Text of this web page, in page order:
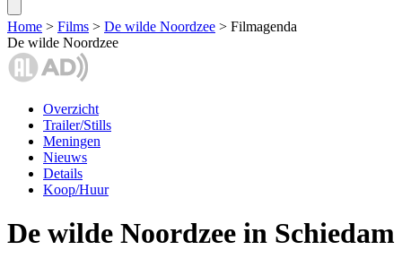
Home > Films > De wilde Noordzee > Filmagenda
De wilde Noordzee
Overzicht
Trailer/Stills
Meningen
Nieuws
Details
Koop/Huur
De wilde Noordzee in Schiedam